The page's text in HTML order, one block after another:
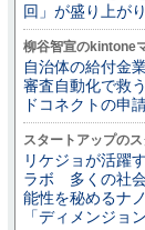
回」が盛り上が
柳谷智宣のkintone
自治体の給付金
審査自動化で救
ドコネクトの申
スタートアップの
リケジョが活躍
ラボ 多くの社
能性を秘めるナ
「ディメンジョ